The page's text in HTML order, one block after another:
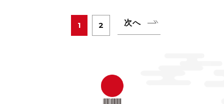
1 2 次へ